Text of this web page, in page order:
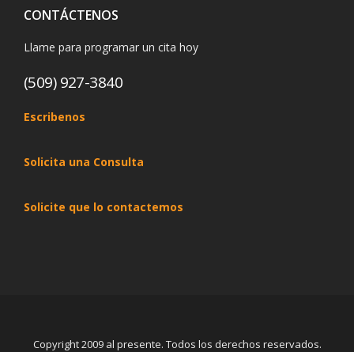
CONTÁCTENOS
Llame para programar un cita hoy
(509) 927-3840
Escribenos
Solicita una Consulta
Solicite que lo contactemos
Copyright 2009 al presente. Todos los derechos reservados.